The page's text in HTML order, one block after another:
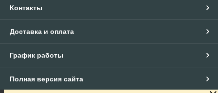
Контакты
Доставка и оплата
График работы
Полная версия сайта